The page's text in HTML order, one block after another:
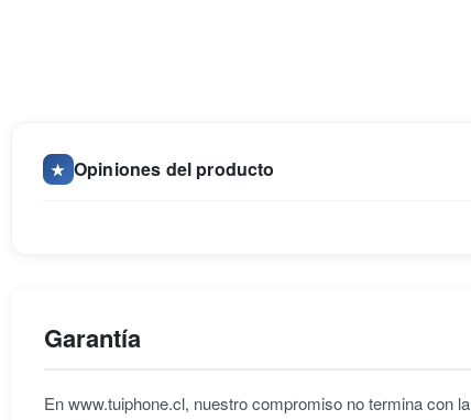
★ Opiniones del producto
Garantía
En www.tuiphone.cl, nuestro compromiso no termina con